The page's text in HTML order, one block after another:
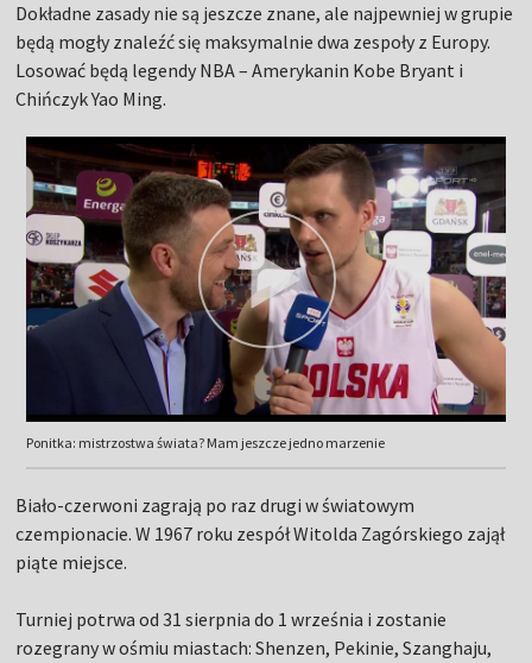
Dokładne zasady nie są jeszcze znane, ale najpewniej w grupie
będą mogły znaleźć się maksymalnie dwa zespoły z Europy.
Losować będą legendy NBA – Amerykanin Kobe Bryant i
Chińczyk Yao Ming.
Ponitka: mistrzostwa świata? Mam jeszcze jedno marzenie
Biało-czerwoni zagrają po raz drugi w światowym
czempionacie. W 1967 roku zespół Witolda Zagórskiego zajął
piąte miejsce.
Turniej potrwa od 31 sierpnia do 1 września i zostanie
rozegrany w ośmiu miastach: Shenzen, Pekinie, Szanghaju,